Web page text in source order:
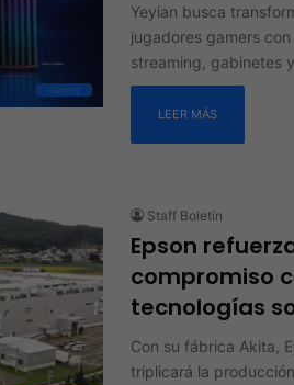
Gaming
Yeyian busca
jugadores gamers
streaming, gabinetes
LEER MÁS
Staff Boletín
Epson
compromiso
tecnologías
Con su fábrica Akita,
triplicará la